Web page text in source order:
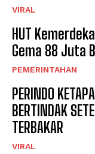
VIRAL
HUT
Gema 88 Juta
PEMERINTAHAN
PERINDO
BERTINDAK
TERBAKAR
VIRAL